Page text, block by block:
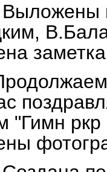
"Гимн ркр